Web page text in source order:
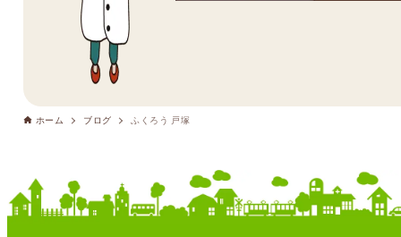
ホーム ブログ ふくろう 戸塚